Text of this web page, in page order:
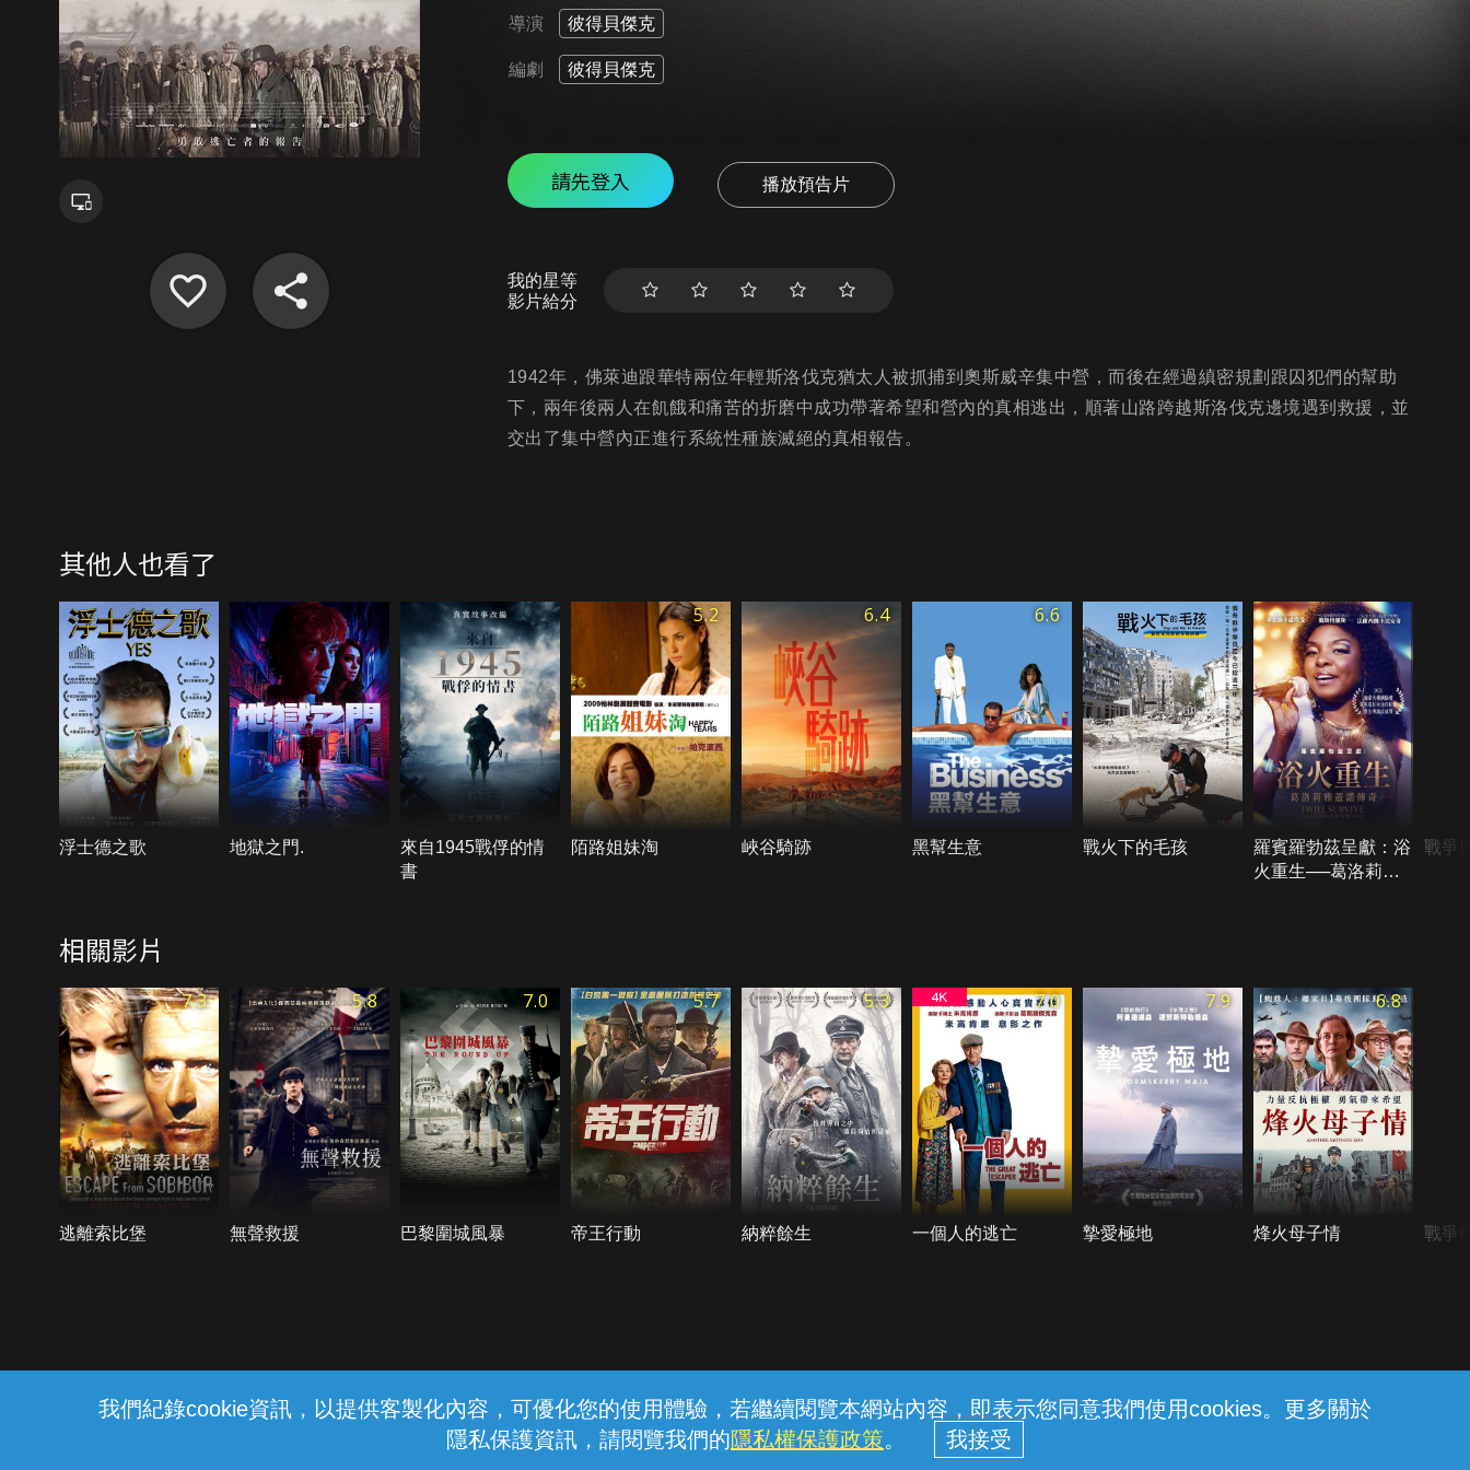
我們紀錄cookie資訊，以提供客製化內容，可優化您的使用體驗，若繼續閱覽本網站內容，即表示您同意我們使用cookies。更多關於
隱私保護資訊，請閱覽我們的隱私權保護政策。
導演 彼得貝傑克
編劇 彼得貝傑克
請先登入 播放預告片
我的星等
影片給分
1942年，佛萊迪跟華特兩位年輕斯洛伐克猶太人被抓捕到奧斯威辛集中營，而後在經過縝密規劃跟囚犯們的幫助
下，兩年後兩人在飢餓和痛苦的折磨中成功帶著希望和營內的真相逃出，順著山路跨越斯洛伐克邊境遇到救援，並
交出了集中營內正進行系統性種族滅絕的真相報告。
其他人也看了
浮士德之歌 地獄之門.
來自1945戰俘的情
書
5.2
陌路姐妹淘
6.4
峽谷騎跡
6.6
黑幫生意 戰火下的毛孩
羅賓羅勃茲呈獻：浴
火重生──葛洛莉雅
戰爭
相關影片
7.3
逃離索比堡
5.8
無聲救援
7.0
巴黎圍城風暴
5.7
帝王行動
5.3
納粹餘生
7.0
一個人的逃亡
7.9
摯愛極地
6.8
烽火母子情 戰爭
線上客服 服務條款 隱私權保護
中華電信股份有限公司個人家庭分公司 (統一編號：96979949) © 2026